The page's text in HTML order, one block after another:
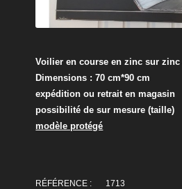
Voilier en course en zinc sur zinc
Dimensions : 70 cm*90 cm
expédition ou retrait en magasin
possibilité de sur mesure (taille)
modèle protégé
RÉFÉRENCE : 1713